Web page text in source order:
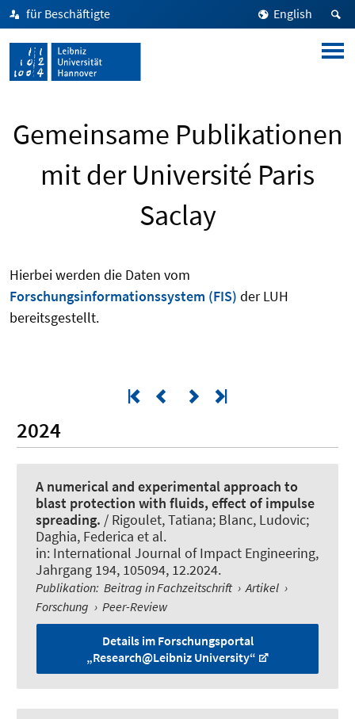
für Beschäftigte English
Gemeinsame Publikationen
mit der Université Paris
Saclay
Hierbei werden die Daten vom
Forschungsinformationssystem (FIS) der LUH
bereitsgestellt.
2024
A numerical and experimental approach to
blast protection with fluids, effect of impulse
spreading. / Rigoulet, Tatiana; Blanc, Ludovic;
Daghia, Federica et al.
in: International Journal of Impact Engineering,
Jahrgang 194, 105094, 12.2024.
Publikation: Beitrag in Fachzeitschrift › Artikel ›
Forschung › Peer-Review
Details im Forschungsportal
„Research@Leibniz University“